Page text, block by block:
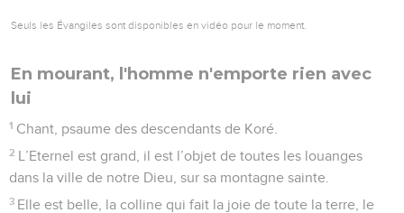
Seuls les Évangiles sont disponibles en vidéo pour le moment.
En mourant, l'homme n'emporte rien avec
lui
1 Chant, psaume des descendants de Koré.
2 L’Eternel est grand, il est l’objet de toutes les louanges
dans la ville de notre Dieu, sur sa montagne sainte.
3 Elle est belle, la colline qui fait la joie de toute la terre, le